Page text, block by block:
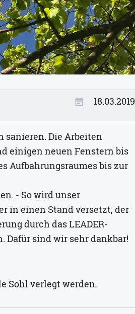
event_note 18.03.2019
sanieren. Die Arbeiten
einigen neuen Fenstern bis
Aufbahrungsraumes bis zur
- So wird unser
in einen Stand versetzt, der
durch das LEADER-
Dafür sind wir sehr dankbar!
Sohl verlegt werden.